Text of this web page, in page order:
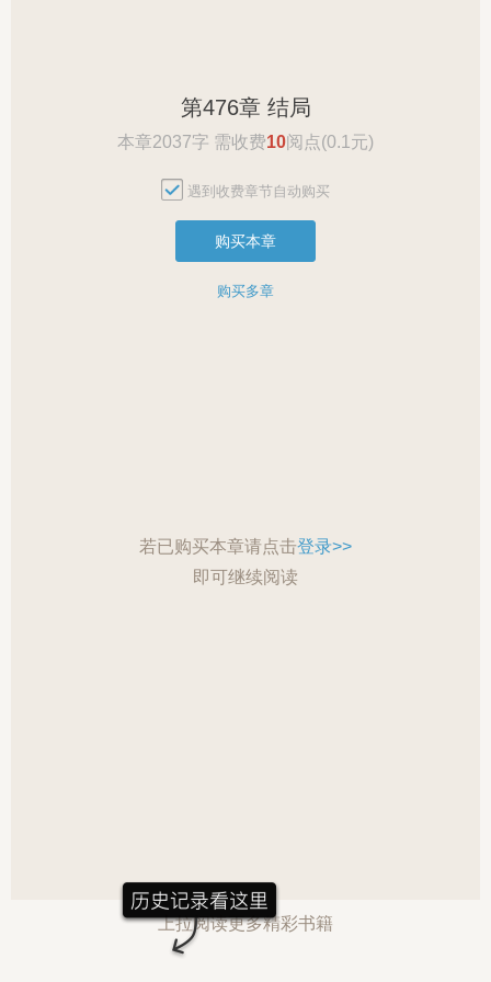
第476章 结局
本章2037字 需收费10阅点(0.1元)
遇到收费章节自动购买
购买本章
购买多章
若已购买本章请点击登录>>
即可继续阅读
上拉阅读更多精彩书籍